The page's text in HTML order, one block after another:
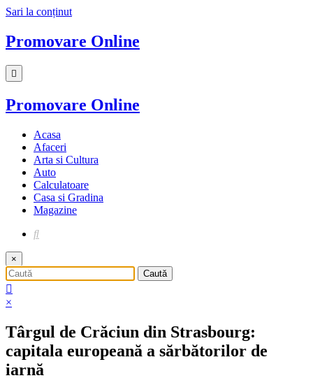
Sari la conținut
Promovare Online
Promovare Online
Acasa
Afaceri
Arta si Cultura
Auto
Calculatoare
Casa si Gradina
Magazine
×
×
Târgul de Crăciun din Strasbourg:
capitala europeană a sărbătorilor de
iarnă